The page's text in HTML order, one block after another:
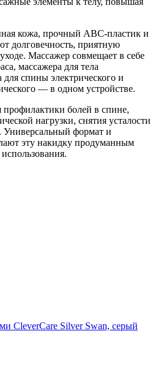
кожа, прочный ABC-пластик и
долговечность, приятную
Массажер совмещает в себе
массажера для тела
для спины электрического и
— в одном устройстве.
болей в спине,
нагрузки, снятия усталости
формат и
эту накидку продуманным
CleverCare Silver Swan, серый